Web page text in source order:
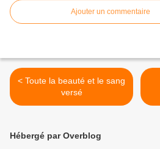
Ajouter un commentaire
< Toute la beauté et le sang
versé
Hébergé par Overblog